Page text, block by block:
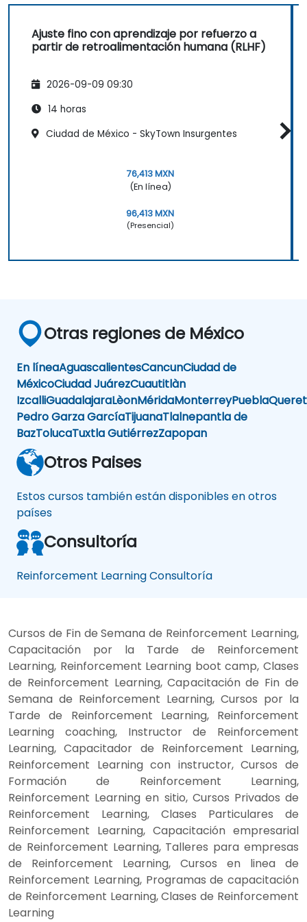
Ajuste fino con aprendizaje por refuerzo a
partir de retroalimentación humana (RLHF)
2026-09-09 09:30
14 horas
Ciudad de México - SkyTown Insurgentes
76,413 MXN
(En línea)
96,413 MXN
(Presencial)
Otras regiones de México
En líneaAguascalientesCancunCiudad de
MéxicoCiudad JuárezCuautitlàn
IzcalliGuadalajaraLèonMéridaMonterreyPuebla
Pedro Garza GarcíaTijuanaTlalnepantla de
BazTolucaTuxtla GutiérrezZapopan
Otros Paises
Estos cursos también están disponibles en otros
países
Consultoría
Reinforcement Learning Consultoría
Cursos de Fin de Semana de Reinforcement Learning,
Capacitación por la Tarde de Reinforcement
Learning, Reinforcement Learning boot camp, Clases
de Reinforcement Learning, Capacitación de Fin de
Semana de Reinforcement Learning, Cursos por la
Tarde de Reinforcement Learning, Reinforcement
Learning coaching, Instructor de Reinforcement
Learning, Capacitador de Reinforcement Learning,
Reinforcement Learning con instructor, Cursos de
Formación de Reinforcement Learning,
Reinforcement Learning en sitio, Cursos Privados de
Reinforcement Learning, Clases Particulares de
Reinforcement Learning, Capacitación empresarial
de Reinforcement Learning, Talleres para empresas
de Reinforcement Learning, Cursos en linea de
Reinforcement Learning, Programas de capacitación
de Reinforcement Learning, Clases de Reinforcement
Learning